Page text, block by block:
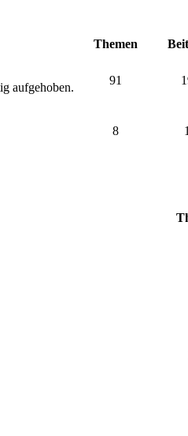
Themen
aufgehoben.
91
8